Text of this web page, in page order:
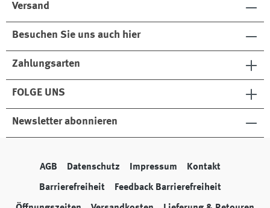
Versand
Besuchen Sie uns auch hier
Zahlungsarten
FOLGE UNS
Newsletter abonnieren
AGB Datenschutz Impressum Kontakt
Barrierefreiheit Feedback Barrierefreiheit